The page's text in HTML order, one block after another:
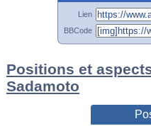
Lien
BBCode
Positions et
Sadamoto